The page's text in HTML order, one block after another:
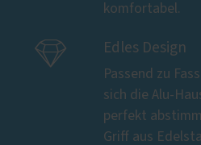
komfortabel.
 Edles Design
Passend zu
sich die Alu-
perfekt
Griff aus